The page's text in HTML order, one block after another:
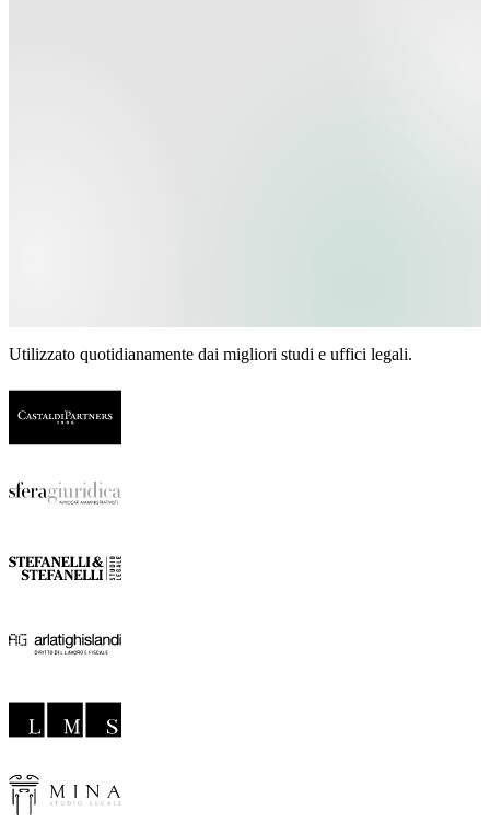
Utilizzato quotidianamente dai migliori studi e uffici legali.